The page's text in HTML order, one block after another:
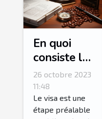
En quoi
consiste la
procédure
de
demande
ESTA ?
26 octobre 2023
11:48
Le visa est une
étape préalable